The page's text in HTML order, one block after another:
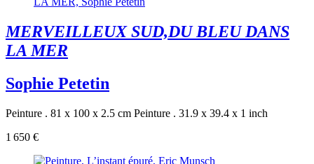
MERVEILLEUX SUD,DU BLEU DANS
LA MER
Sophie Petetin
Peinture . 81 x 100 x 2.5 cm Peinture . 31.9 x 39.4 x 1 inch
1 650 €